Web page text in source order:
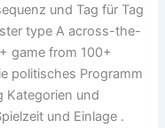
und Tag für Tag
type A across-the-
game from 100+
politisches Programm
Kategorien und
und Einlage .